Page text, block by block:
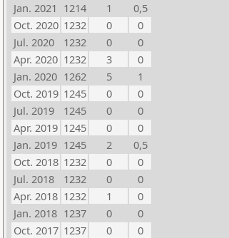
Jan. 2021 1214 1
0,5
Oct. 2020 1232 0
0
Jul. 2020
1232 0
0
Apr. 2020 1232 3
0
Jan. 2020 1262 5
1
Oct. 2019 1245 0
0
Jul. 2019
1245 0
0
Apr. 2019 1245 0
0
Jan. 2019 1245 2
0,5
Oct. 2018 1232 0
0
Jul. 2018
1232 0
0
Apr. 2018 1232 1
0
Jan. 2018 1237 0
0
Oct. 2017 1237 0
0